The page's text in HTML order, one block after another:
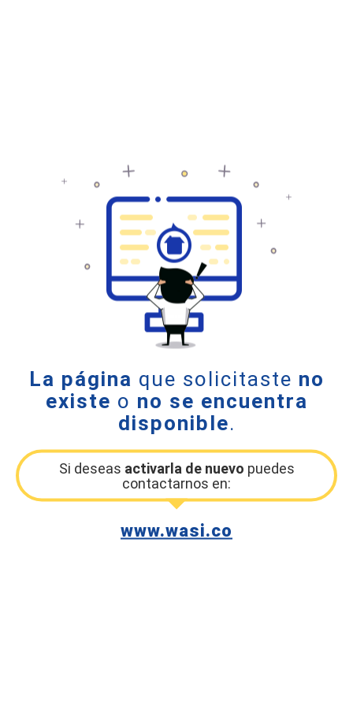
La página que solicitaste no
existe o no se encuentra
disponible.
Si deseas activarla de nuevo puedes
contactarnos en:
www.wasi.co